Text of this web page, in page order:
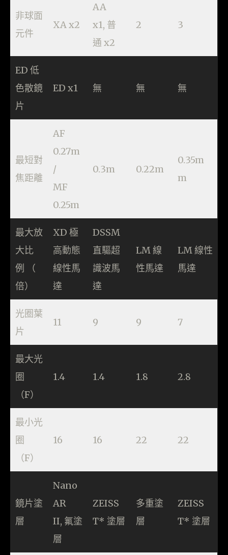
非球面
元件
XA x2
AA
x1, 普
通 x2
2 3
ED 低
色散鏡
片
ED x1 無 無 無
最短對
焦距離
AF
0.27m
/
MF
0.25m
0.3m 0.22m
0.35m
m
最大放
大比
例 （
倍）
XD 極
高動態
線性馬
達
DSSM
直驅超
識波馬
達
LM 線
性馬達
LM 線性
馬達
光圈葉
片
11 9 9 7
最大光
圈
（F）
1.4 1.4 1.8 2.8
最小光
圈
（F）
16 16 22 22
鏡片塗
層
Nano
AR
II, 氟塗
層
ZEISS
T* 塗層
多重塗
層
ZEISS
T* 塗層